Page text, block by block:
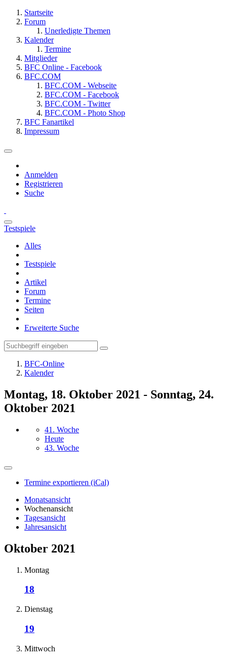
Startseite
Forum
Unerledigte Themen
Kalender
Termine
Mitglieder
BFC Online - Facebook
BFC.COM
BFC.COM - Webseite
BFC.COM - Facebook
BFC.COM - Twitter
BFC.COM - Photo Shop
BFC Fanartikel
Impressum
Anmelden
Registrieren
Suche
Testspiele
Alles
Testspiele
Artikel
Forum
Termine
Seiten
Erweiterte Suche
BFC-Online
Kalender
Montag, 18. Oktober 2021 - Sonntag, 24.
Oktober 2021
41. Woche
Heute
43. Woche
Termine exportieren (iCal)
Monatsansicht
Wochenansicht
Tagesansicht
Jahresansicht
Oktober 2021
Montag
18
Dienstag
19
Mittwoch